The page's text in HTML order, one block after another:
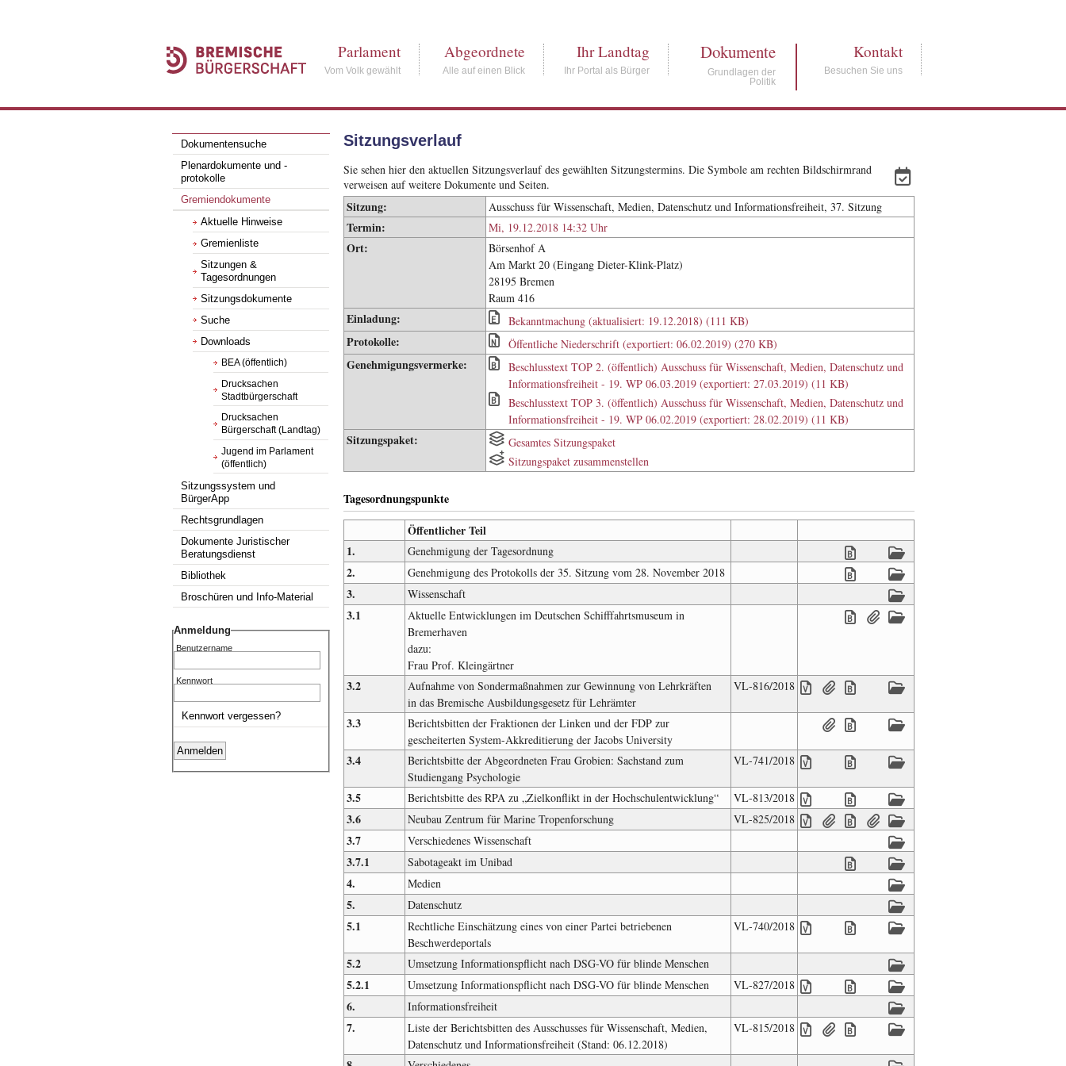
Parlament
Vom Volk gewählt
Abgeordnete
Alle auf einen Blick
Ihr Landtag
Ihr Portal als Bürger
Dokumente
Grundlagen der
Politik
Kontakt
Besuchen Sie uns
Dokumentensuche
Plenardokumente und -
protokolle
Gremiendokumente
Aktuelle Hinweise
Gremienliste
Sitzungen &
Tagesordnungen
Sitzungsdokumente
Suche
Downloads
BEA (öffentlich)
Drucksachen
Stadtbürgerschaft
Drucksachen
Bürgerschaft (Landtag)
Jugend im Parlament
(öffentlich)
Sitzungssystem und
BürgerApp
Rechtsgrundlagen
Dokumente Juristischer
Beratungsdienst
Bibliothek
Broschüren und Info-Material
Anmeldung
Benutzername
Kennwort
Kennwort vergessen?
Sitzungsverlauf
Sie sehen hier den aktuellen Sitzungsverlauf des gewählten Sitzungstermins. Die Symbole am rechten Bildschirmrand
verweisen auf weitere Dokumente und Seiten.
Sitzung: Ausschuss für Wissenschaft, Medien, Datenschutz und Informationsfreiheit, 37. Sitzung
Termin: Mi, 19.12.2018 14:32 Uhr
Ort:
Börsenhof A
Am Markt 20 (Eingang Dieter-Klink-Platz)
28195 Bremen
Raum 416
Einladung: Bekanntmachung (aktualisiert: 19.12.2018) (111 KB)
Protokolle: Öffentliche Niederschrift (exportiert: 06.02.2019) (270 KB)
Genehmigungsvermerke:
Beschlusstext TOP 2. (öffentlich) Ausschuss für Wissenschaft, Medien, Datenschutz und
Informationsfreiheit - 19. WP 06.03.2019 (exportiert: 27.03.2019) (11 KB)
Beschlusstext TOP 3. (öffentlich) Ausschuss für Wissenschaft, Medien, Datenschutz und
Informationsfreiheit - 19. WP 06.02.2019 (exportiert: 28.02.2019) (11 KB)
Sitzungspaket:
Gesamtes Sitzungspaket
Sitzungspaket zusammenstellen
Tagesordnungspunkte
Öffentlicher Teil
1.
Genehmigung der Tagesordnung
2. Genehmigung des Protokolls der 35. Sitzung vom 28. November 2018
3. Wissenschaft
3.1
Aktuelle Entwicklungen im Deutschen Schifffahrtsmuseum in
Bremerhaven
dazu:
Frau Prof. Kleingärtner
3.2
Aufnahme von Sondermaßnahmen zur Gewinnung von Lehrkräften
in das Bremische Ausbildungsgesetz für Lehrämter
VL-816/2018
3.3
Berichtsbitten der Fraktionen der Linken und der FDP zur
gescheiterten System-Akkreditierung der Jacobs University
3.4
Berichtsbitte der Abgeordneten Frau Grobien: Sachstand zum
Studiengang Psychologie
VL-741/2018
3.5 Berichtsbitte des RPA zu „Zielkonflikt in der Hochschulentwicklung“ VL-813/2018
3.6 Neubau Zentrum für Marine Tropenforschung VL-825/2018
3.7 Verschiedenes Wissenschaft
3.7.1 Sabotageakt im Unibad
4. Medien
5. Datenschutz
5.1
Rechtliche Einschätzung eines von einer Partei betriebenen
Beschwerdeportals
VL-740/2018
5.2 Umsetzung Informationspflicht nach DSG-VO für blinde Menschen
5.2.1 Umsetzung Informationspflicht nach DSG-VO für blinde Menschen VL-827/2018
6. Informationsfreiheit
7.
Liste der Berichtsbitten des Ausschusses für Wissenschaft, Medien,
Datenschutz und Informationsfreiheit (Stand: 06.12.2018)
VL-815/2018